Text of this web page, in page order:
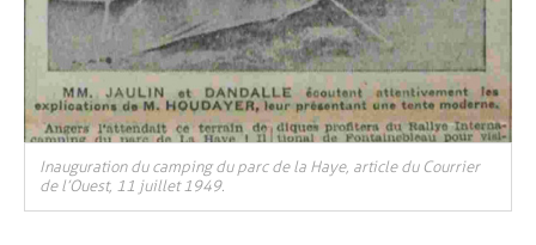
Inauguration du camping du parc de la Haye, article du Courrier
de l’Ouest, 11 juillet 1949.